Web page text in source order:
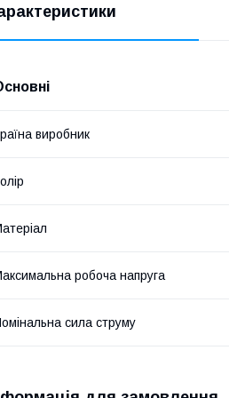
виробник
робоча напруга
сила струму